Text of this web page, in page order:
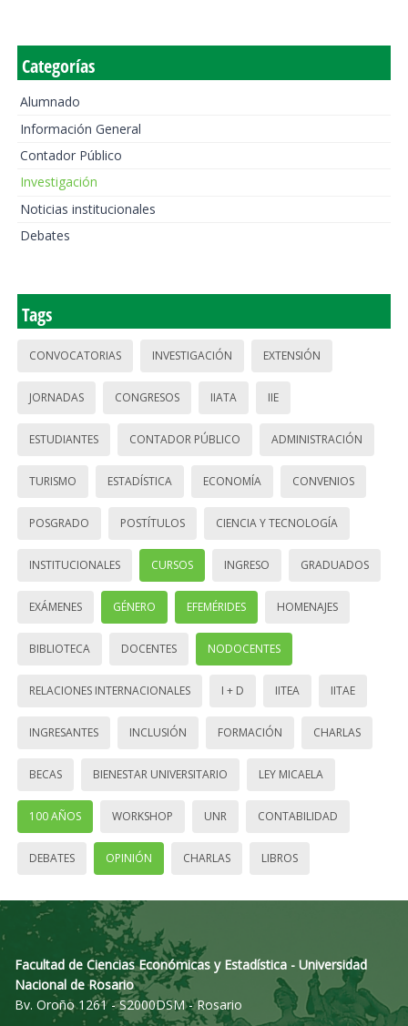
Categorías
Alumnado
Información General
Contador Público
Investigación
Noticias institucionales
Debates
Tags
CONVOCATORIAS INVESTIGACIÓN EXTENSIÓN
JORNADAS CONGRESOS IIATA IIE
ESTUDIANTES CONTADOR PÚBLICO ADMINISTRACIÓN
TURISMO ESTADÍSTICA ECONOMÍA CONVENIOS
POSGRADO POSTÍTULOS CIENCIA Y TECNOLOGÍA
INSTITUCIONALES CURSOS INGRESO GRADUADOS
EXÁMENES GÉNERO EFEMÉRIDES HOMENAJES
BIBLIOTECA DOCENTES NODOCENTES
RELACIONES INTERNACIONALES I + D IITEA IITAE
INGRESANTES INCLUSIÓN FORMACIÓN CHARLAS
BECAS BIENESTAR UNIVERSITARIO LEY MICAELA
100 AÑOS WORKSHOP UNR CONTABILIDAD
DEBATES OPINIÓN CHARLAS LIBROS
Facultad de Ciencias Económicas y Estadística - Universidad
Nacional de Rosario
Bv. Oroño 1261 - S2000DSM - Rosario